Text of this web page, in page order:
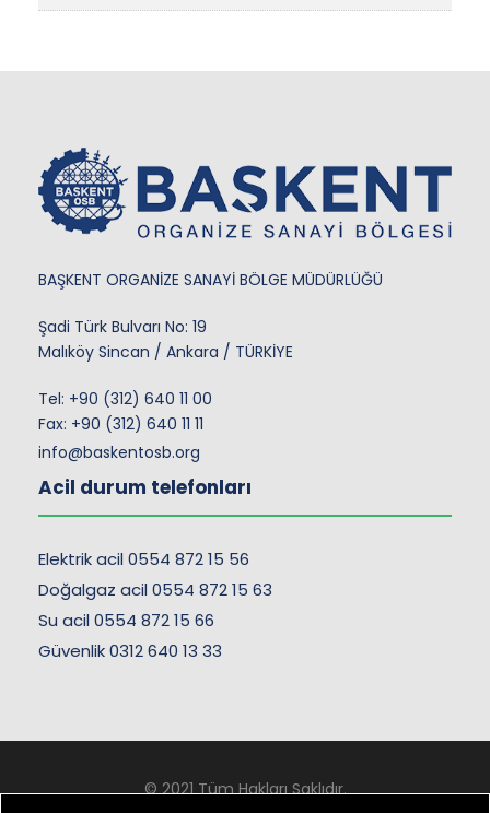
BAŞKENT ORGANİZE SANAYİ BÖLGE MÜDÜRLÜĞÜ
Şadi Türk Bulvarı No: 19
Malıköy Sincan / Ankara / TÜRKİYE
Tel: +90 (312) 640 11 00
Fax: +90 (312) 640 11 11
info@baskentosb.org
Acil durum telefonları
Elektrik acil 0554 872 15 56
Doğalgaz acil 0554 872 15 63
Su acil 0554 872 15 66
Güvenlik 0312 640 13 33
© 2021 Tüm Hakları Saklıdır.